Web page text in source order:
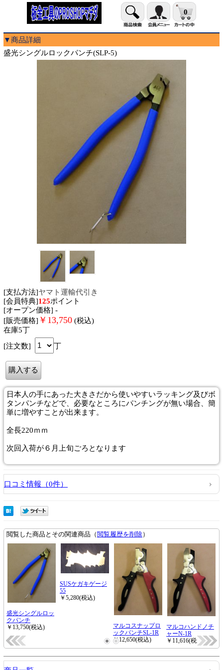
0
▼商品詳細
盛光シングルロックパンチ(SLP-5)
[支払方法]ヤマト運輸代引き
[会員特典]125ポイント
[オープン価格] -
[販売価格] ￥ 13,750 (税込)
在庫5丁
[注文数]
丁
日本人の手にあった大きさだから使いやすいラッキング及びボ
タンパンチなどで、必要なところにパンチングが無い場合、簡
単に増やすことが出来ます。
全長220ｍｍ
次回入荷が６月上旬ごろとなります
口コミ情報（0件）